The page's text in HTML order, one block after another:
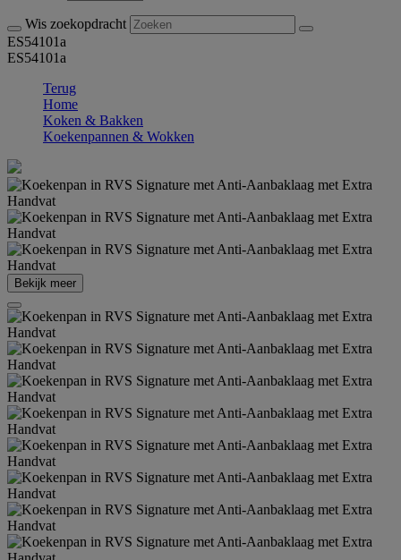
Wis zoekopdracht
ES54101a
ES54101a
Terug
Home
Koken & Bakken
Koekenpannen & Wokken
Bekijk meer